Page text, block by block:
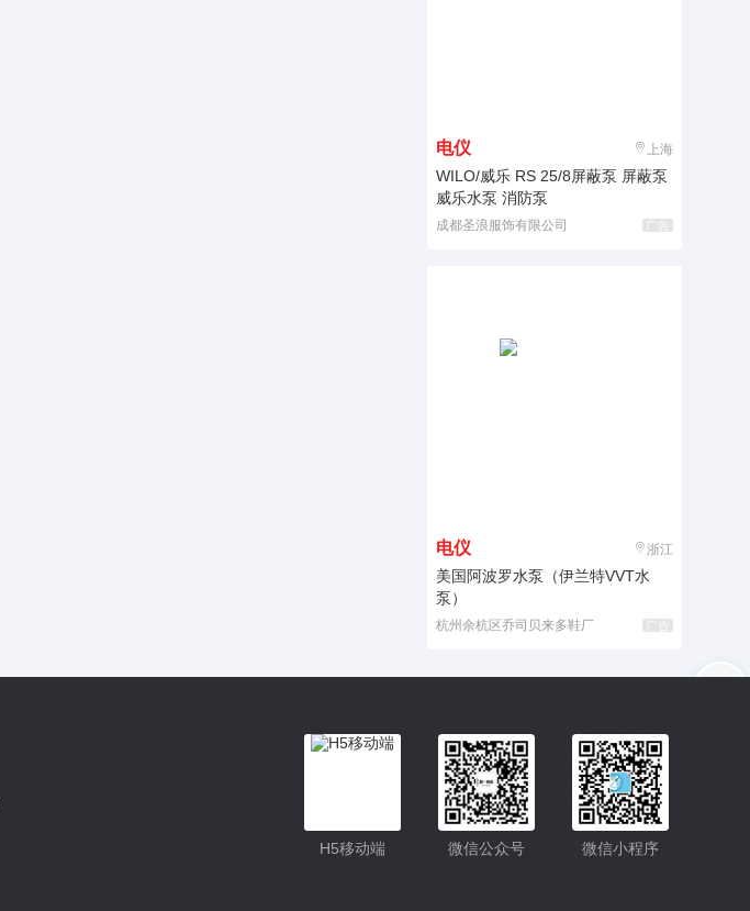
电仪 上海
WILO/威乐 RS 25/8屏蔽泵 屏蔽泵
威乐水泵 消防泵
成都圣浪服饰有限公司 广告
电仪 浙江
美国阿波罗水泵（伊兰特VVT水
泵）
杭州余杭区乔司贝来多鞋厂 广告
微信小程序
微信公众号
H5移动端